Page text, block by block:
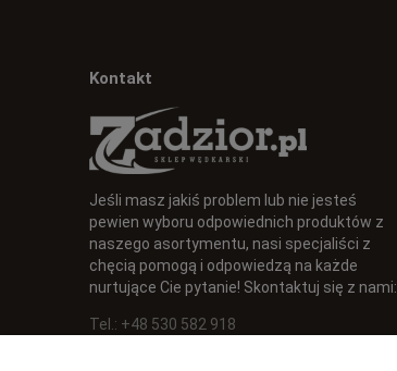
Kontakt
Jeśli masz jakiś problem lub nie jesteś
pewien wyboru odpowiednich produktów z
naszego asortymentu, nasi specjaliści z
chęcią pomogą i odpowiedzą na każde
nurtujące Cie pytanie! Skontaktuj się z nami:
Tel.: +48 530 582 918